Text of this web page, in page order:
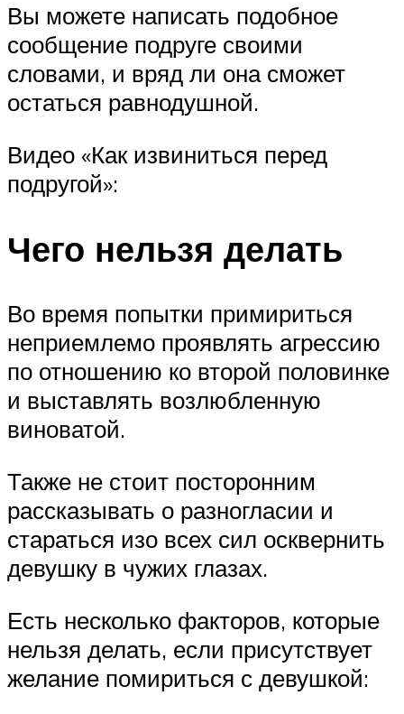
Вы можете написать подобное
сообщение подруге своими
словами, и вряд ли она сможет
остаться равнодушной.
Видео «Как извиниться перед
подругой»:
Чего нельзя делать
Во время попытки примириться
неприемлемо проявлять агрессию
по отношению ко второй половинке
и выставлять возлюбленную
виноватой.
Также не стоит посторонним
рассказывать о разногласии и
стараться изо всех сил осквернить
девушку в чужих глазах.
Есть несколько факторов, которые
нельзя делать, если присутствует
желание помириться с девушкой: